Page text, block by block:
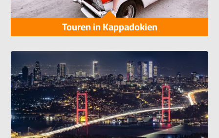
Touren in Kappadokien